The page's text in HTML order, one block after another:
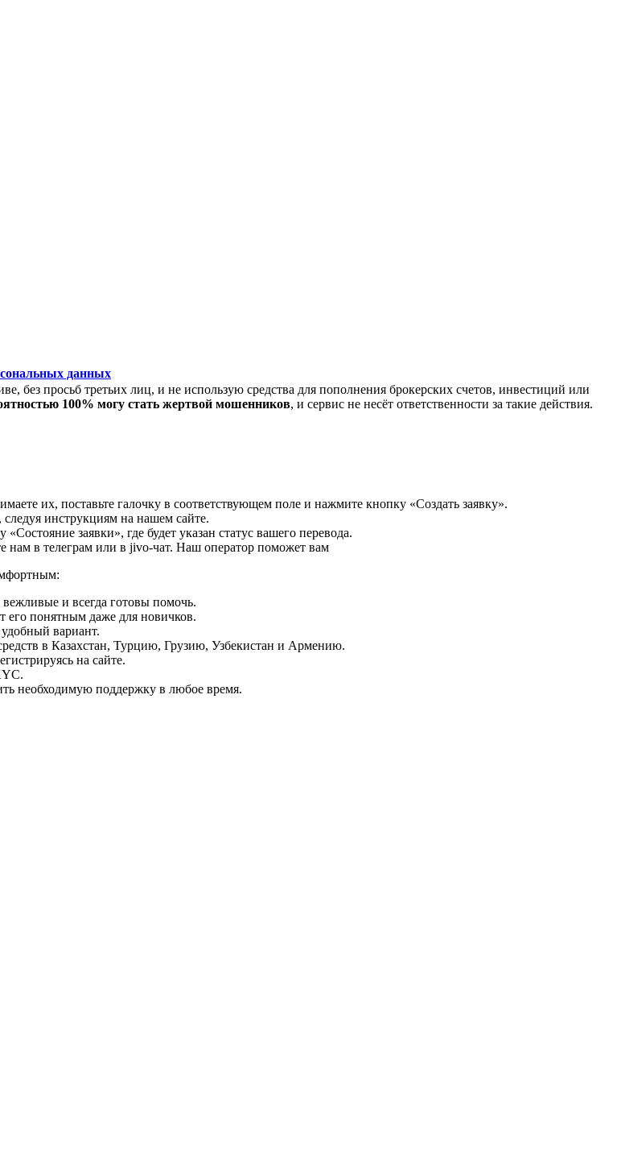
данных
без просьб третьих лиц, и не использую средства для пополнения брокерских счетов, инвестиций или
100% могу стать жертвой мошенников, и сервис не несёт ответственности за такие действия.
их, поставьте галочку в соответствующем поле и нажмите кнопку «Создать заявку».
инструкциям на нашем сайте.
заявки», где будет указан статус вашего перевода.
нам в телеграм или в jivo-чат. Наш оператор поможет вам
и всегда готовы помочь.
его понятным даже для новичков.
вариант.
в Казахстан, Турцию, Грузию, Узбекистан и Армению.
на сайте.
необходимую поддержку в любое время.